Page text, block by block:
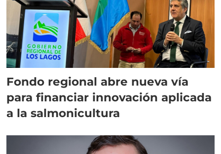
Fondo regional abre nueva vía
para financiar innovación aplicada
a la salmonicultura